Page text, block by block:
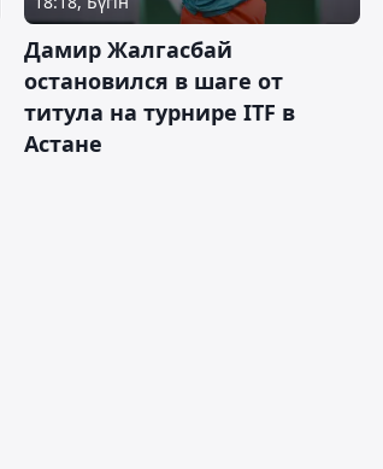
Дамир Жалгасбай
остановился в шаге от
титула на турнире ITF в
Астане